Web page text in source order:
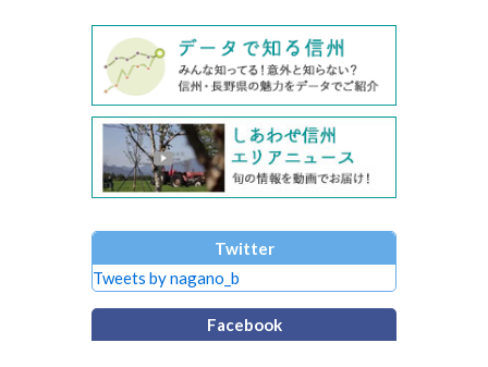
Twitter
Tweets by nagano_b
Facebook